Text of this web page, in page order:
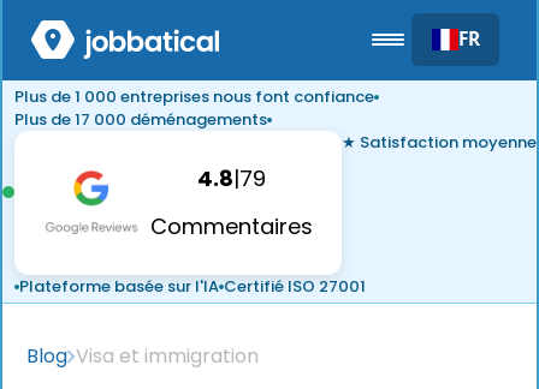
FR
Plus de 1 000 entreprises nous font confiance
Plus de 17 000 déménagements
4.8|79
Commentaires
★ Satisfaction moyenne
Plateforme basée sur l'IA Certifié ISO 27001
Blog Visa et immigration